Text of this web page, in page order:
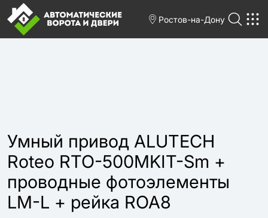
Ростов-на-Дону
Умный привод ALUTECH
Roteo RTO-500MKIT-Sm +
проводные фотоэлементы
LM-L + рейка ROA8